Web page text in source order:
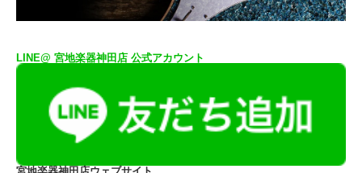
LINE@ 宮地楽器神田店 公式アカウント